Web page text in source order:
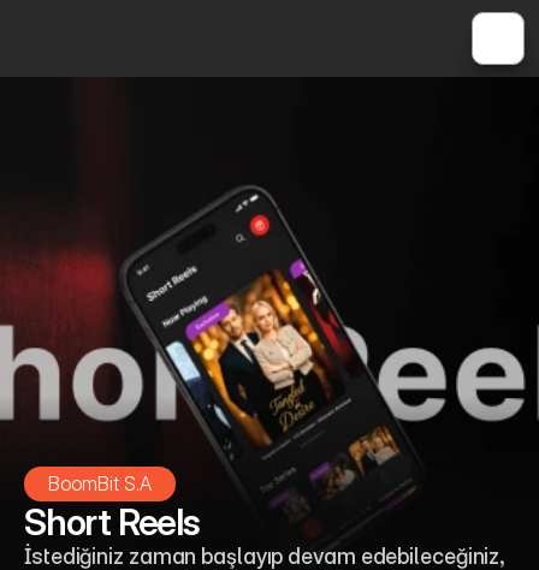
BoomBit S.A
Short Reels
İstediğiniz zaman başlayıp devam edebileceğiniz,